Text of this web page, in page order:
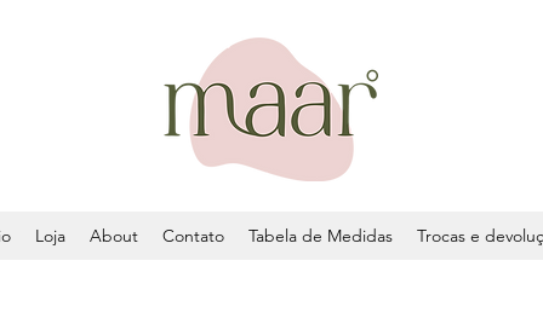
Loja About Contato Tabela de Medidas Trocas e